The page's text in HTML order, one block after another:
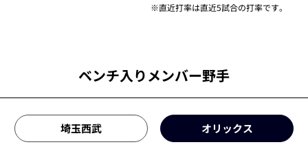
※直近打率は直近5試合の打率です。
ベンチ入りメンバー野手
埼玉西武 オリックス